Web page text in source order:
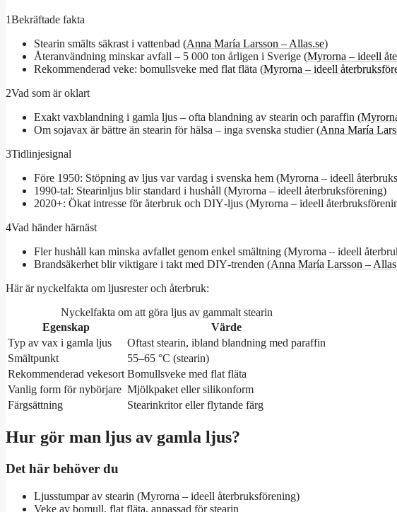
1Bekräftade fakta
Stearin smälts säkrast i vattenbad (Anna María Larsson – Allas.se)
Återanvändning minskar avfall – 5 000 ton årligen i Sverige (Myrorna – ideell
Rekommenderad veke: bomullsveke med flat fläta (Myrorna – ideell
2Vad som är oklart
Exakt vaxblandning i gamla ljus – ofta blandning av stearin och paraffin (
Om sojavax är bättre än stearin för hälsa – inga svenska studier (Anna María
3Tidlinjesignal
Före 1950: Stöpning av ljus var vardag i svenska hem (Myrorna – ideell
1990‑tal: Stearinljus blir standard i hushåll (Myrorna – ideell återbruksförening)
2020+: Ökat intresse för återbruk och DIY‑ljus (Myrorna – ideell
4Vad händer härnäst
Fler hushåll kan minska avfallet genom enkel smältning (Myrorna – ideell
Brandsäkerhet blir viktigare i takt med DIY‑trenden (Anna María Larsson –
Här är nyckelfakta om ljusrester och återbruk:
Nyckelfakta om att göra ljus av gammalt stearin
Egenskap
Värde
Typ av vax i gamla ljus
Oftast stearin, ibland blandning med paraffin
Smältpunkt
55–65 °C (stearin)
Rekommenderad vekesort Bomullsveke med flat fläta
Vanlig form för nybörjare Mjölkpaket eller silikonform
Färgsättning
Stearinkritor eller flytande färg
Hur gör man ljus av gamla ljus?
Det här behöver du
Ljusstumpar av stearin (Myrorna – ideell återbruksförening)
Veke av bomull, flat fläta, anpassad för stearin